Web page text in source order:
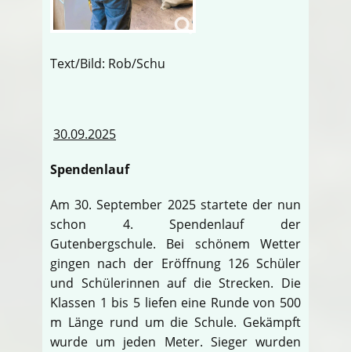
Text/Bild: Rob/Schu
30.09.2025
Spendenlauf
Am 30. September 2025 startete der nun
schon 4. Spendenlauf der
Gutenbergschule. Bei schönem Wetter
gingen nach der Eröffnung 126 Schüler
und Schülerinnen auf die Strecken. Die
Klassen 1 bis 5 liefen eine Runde von 500
m Länge rund um die Schule. Gekämpft
wurde um jeden Meter. Sieger wurden